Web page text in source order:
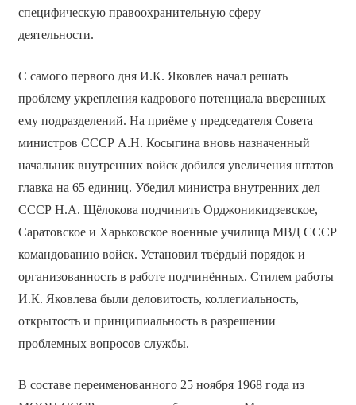
специфическую правоохранительную сферу
деятельности.
С самого первого дня И.К. Яковлев начал решать
проблему укрепления кадрового потенциала вверенных
ему подразделений. На приёме у председателя Совета
министров СССР А.Н. Косыгина вновь назначенный
начальник внутренних войск добился увеличения штатов
главка на 65 единиц. Убедил министра внутренних дел
СССР Н.А. Щёлокова подчинить Орджоникидзевское,
Саратовское и Харьковское военные училища МВД СССР
командованию войск. Установил твёрдый порядок и
организованность в работе подчинённых. Стилем работы
И.К. Яковлева были деловитость, коллегиальность,
открытость и принципиальность в разрешении
проблемных вопросов службы.
В составе переименованного 25 ноября 1968 года из